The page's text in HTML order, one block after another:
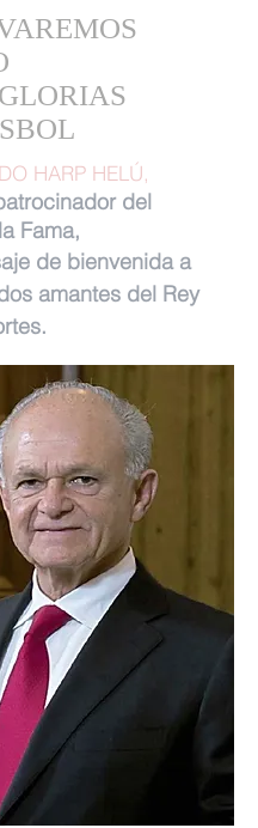
HARP HELÚ,
del
Fama,
de bienvenida a
amantes del Rey